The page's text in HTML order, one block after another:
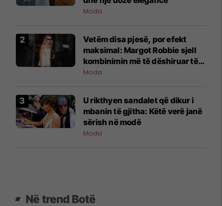
Moda
Vetëm disa pjesë, por efekt
maksimal: Margot Robbie sjell
kombinimin më të dëshiruar të
verës
Moda
U rikthyen sandalet që dikur i
mbanin të gjitha: Këtë verë janë
sërish në modë
Moda
Në trend Botë